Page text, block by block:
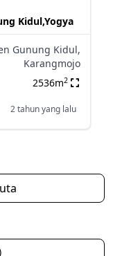
Kidul,Yogya
Gunung Kidul,
Karangmojo
2536m2
2 tahun yang lalu